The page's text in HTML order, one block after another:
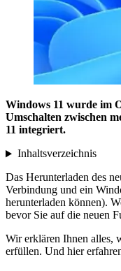
Windows 11 wurde im
Umschalten zwischen
11 integriert.
Inhaltsverzeichnis
Das Herunterladen des
Verbindung und ein
herunterladen können).
bevor Sie auf die neuen
Wir erklären Ihnen alles,
erfüllen. Und hier